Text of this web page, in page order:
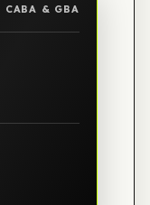
CABA & GBA